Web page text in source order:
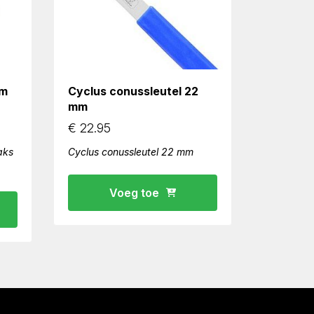
Cyclus conussleutel 22
mm
€ 22.95
Cyclus conussleutel 22 mm
Voeg toe